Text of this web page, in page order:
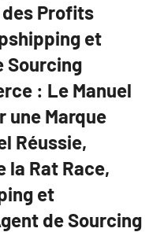
Profits
et
Sourcing
: Le Manuel
une Marque
Réussie,
la Rat Race,
et
de Sourcing